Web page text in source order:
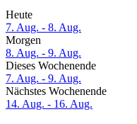
Heute
7. Aug. - 8. Aug.
Morgen
8. Aug. - 9. Aug.
Dieses Wochenende
7. Aug. - 9. Aug.
Nächstes Wochenende
14. Aug. - 16. Aug.